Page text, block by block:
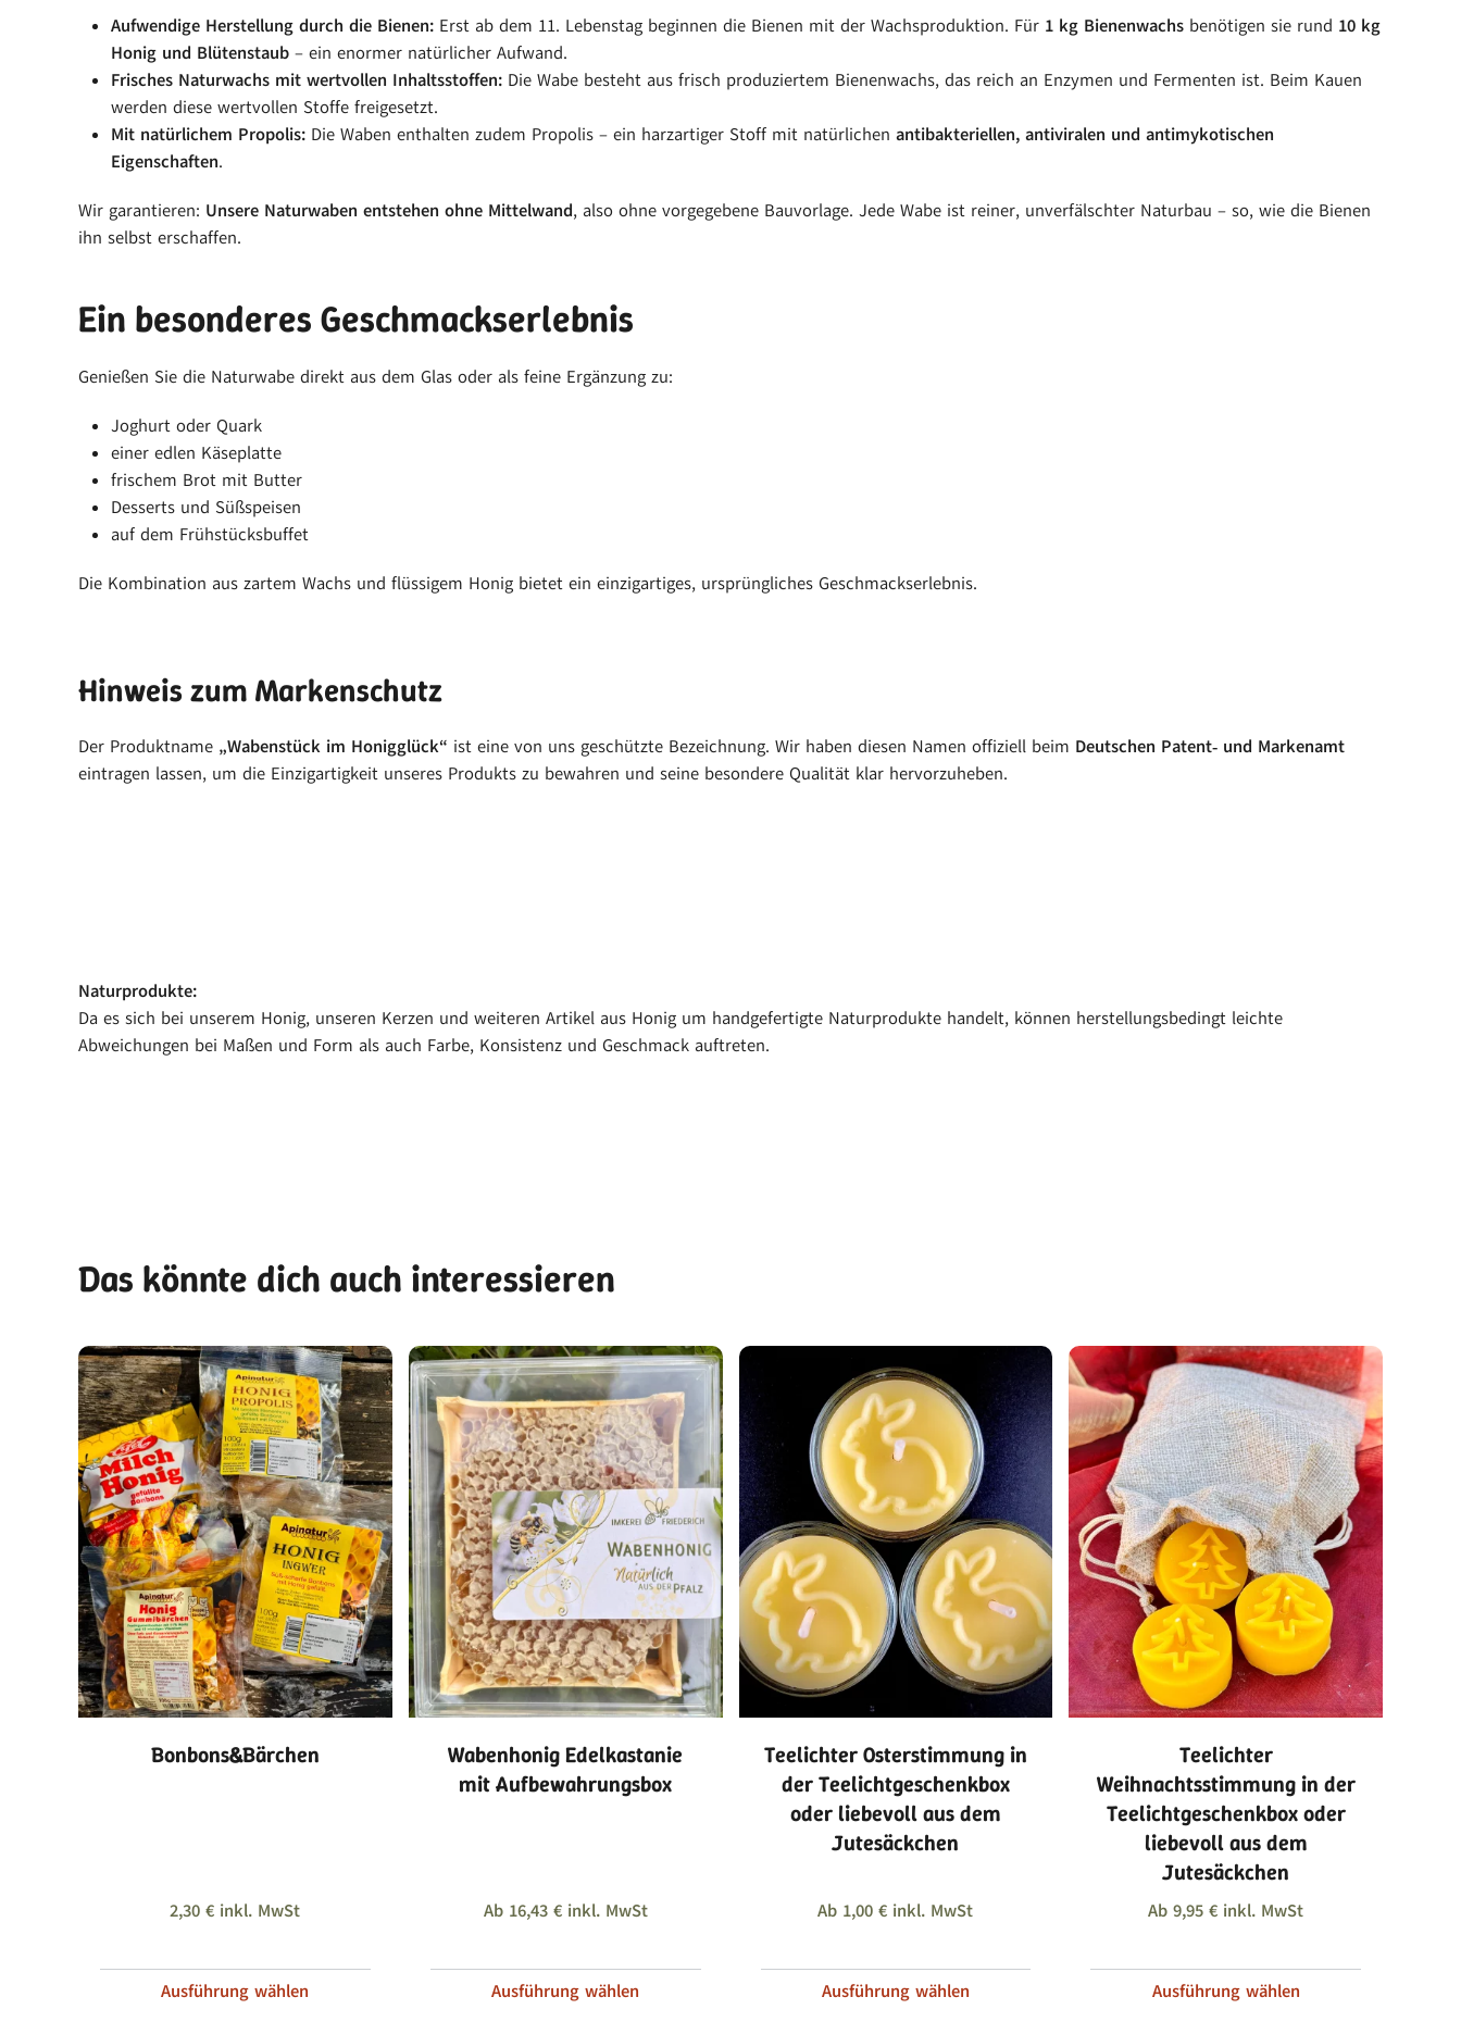
Aufwendige Herstellung durch die Bienen: Erst ab dem 11. Lebenstag beginnen die Bienen mit der Wachsproduktion. Für 1 kg Bienenwachs benötigen sie rund 10 kg
Honig und Blütenstaub – ein enormer natürlicher Aufwand.
Frisches Naturwachs mit wertvollen Inhaltsstoffen: Die Wabe besteht aus frisch produziertem Bienenwachs, das reich an Enzymen und Fermenten ist. Beim Kauen
werden diese wertvollen Stoffe freigesetzt.
Mit natürlichem Propolis: Die Waben enthalten zudem Propolis – ein harzartiger Stoff mit natürlichen antibakteriellen, antiviralen und antimykotischen
Eigenschaften.
Wir garantieren: Unsere Naturwaben entstehen ohne Mittelwand, also ohne vorgegebene Bauvorlage. Jede Wabe ist reiner, unverfälschter Naturbau – so, wie die Bienen
ihn selbst erschaffen.
Ein besonderes Geschmackserlebnis
Genießen Sie die Naturwabe direkt aus dem Glas oder als feine Ergänzung zu:
Joghurt oder Quark
einer edlen Käseplatte
frischem Brot mit Butter
Desserts und Süßspeisen
auf dem Frühstücksbuffet
Die Kombination aus zartem Wachs und flüssigem Honig bietet ein einzigartiges, ursprüngliches Geschmackserlebnis.
Hinweis zum Markenschutz
Der Produktname „Wabenstück im Honigglück“ ist eine von uns geschützte Bezeichnung. Wir haben diesen Namen offiziell beim Deutschen Patent‑ und Markenamt
eintragen lassen, um die Einzigartigkeit unseres Produkts zu bewahren und seine besondere Qualität klar hervorzuheben.
Naturprodukte:
Da es sich bei unserem Honig, unseren Kerzen und weiteren Artikel aus Honig um handgefertigte Naturprodukte handelt, können herstellungsbedingt leichte
Abweichungen bei Maßen und Form als auch Farbe, Konsistenz und Geschmack auftreten.
Das könnte dich auch interessieren
Bonbons&Bärchen
2,30€ inkl. MwSt
Ausführung wählen
Wabenhonig Edelkastanie
mit Aufbewahrungsbox
Ab 16,43 €inkl. MwSt
Ausführung wählen
Teelichter Osterstimmung in
der Teelichtgeschenkbox
oder liebevoll aus dem
Jutesäckchen
Ab 1,00€ inkl. MwSt
Ausführung wählen
Teelichter
Weihnachtsstimmung in der
Teelichtgeschenkbox oder
liebevoll aus dem
Jutesäckchen
Ab9,95€ inkl. MwSt
Ausführung wählen